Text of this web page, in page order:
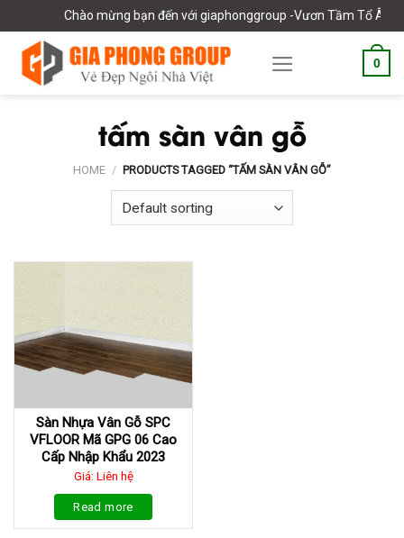
to
content
Chào mừng bạn đến với giaphonggroup -Vươn Tầm Tổ Âm
0
tấm sàn vân gỗ
HOME / PRODUCTS TAGGED “TẤM SÀN VÂN GỖ”
Sàn Nhựa Vân Gỗ SPC
VFLOOR Mã GPG 06 Cao
Cấp Nhập Khẩu 2023
Giá: Liên hệ
Read more